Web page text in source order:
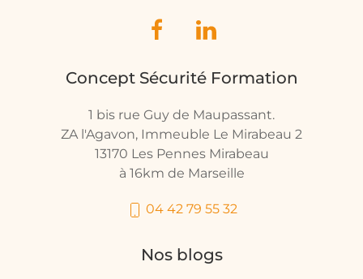
Concept Sécurité Formation
1 bis rue Guy de Maupassant.
ZA l'Agavon, Immeuble Le Mirabeau 2
13170 Les Pennes Mirabeau
à 16km de Marseille
04 42 79 55 32
Nos blogs